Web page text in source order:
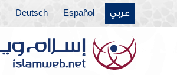
عربي Español
Deutsch